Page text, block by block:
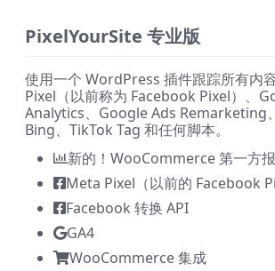
PixelYourSite 专业版
使用一个 WordPress 插件跟踪所有内
Pixel（以前称为 Facebook Pixel）、
Analytics、Google Ads Remarketing
Bing、TikTok Tag 和任何脚本。
新的！WooCommerce 第一方
Meta Pixel（以前的 Facebook
Facebook 转换 API
GA4
WooCommerce 集成